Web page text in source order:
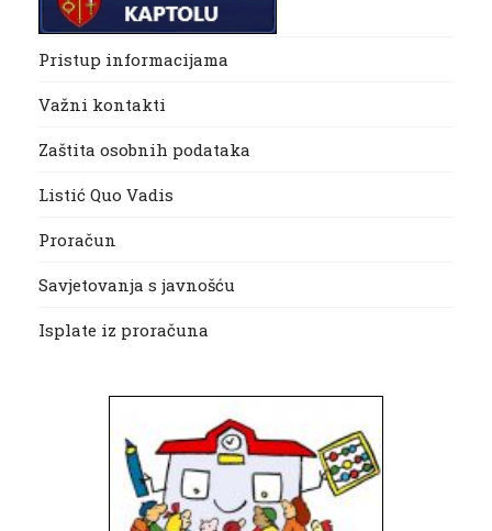
Pristup informacijama
Važni kontakti
Zaštita osobnih podataka
Listić Quo Vadis
Proračun
Savjetovanja s javnošću
Isplate iz proračuna